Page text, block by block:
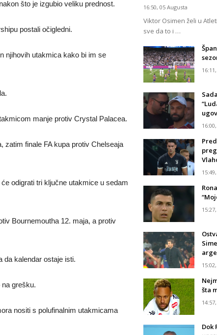
što je izgubio veliku prednost.
postali očigledni.
njihovih utakmica kako bi im se
manje protiv Crystal Palacea.
zatim finale FA kupa protiv Chelseaja
odigrati tri ključne utakmice u sedam
Bournemoutha 12. maja, a protiv
da kalendar ostaje isti.
grešku.
nositi s polufinalnim utakmicama
16:50, 05 Augusta
Viktor Osimen želi u
sve da to i …
šta
Dok